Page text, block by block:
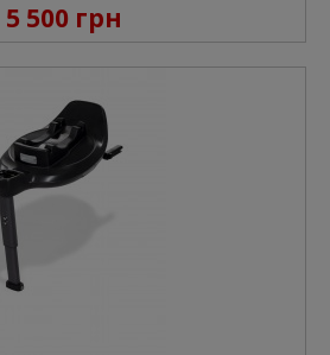
5 500 грн